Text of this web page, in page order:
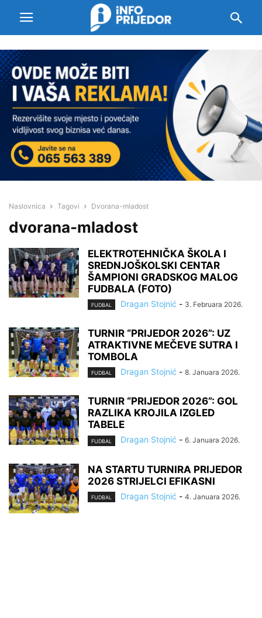
Naslovnica Tagovi Dvorana-mladost
dvorana-mladost
ELEKTROTEHNIČKA ŠKOLA I
SREDNJOŠKOLSKI CENTAR
ŠAMPIONI GRADSKOG MALOG
FUDBALA (FOTO)
FUDBAL Dragan Stojnić - 3. Februara 2026.
TURNIR “PRIJEDOR 2026”: UZ
ATRAKTIVNE MEČEVE SUTRA I
TOMBOLA
FUDBAL Dragan Stojnić - 8. Januara 2026.
TURNIR “PRIJEDOR 2026”: GOL
RAZLIKA KROJILA IZGLED
TABELE
FUDBAL Dragan Stojnić - 6. Januara 2026.
NA STARTU TURNIRA PRIJEDOR
2026 STRIJELCI EFIKASNI
FUDBAL Dragan Stojnić - 4. Januara 2026.